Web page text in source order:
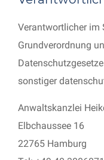
Verantwortlicher im
Grundverordnung
sonstiger
Anwaltskanzlei
Elbchaussee 16
22765 Hamburg